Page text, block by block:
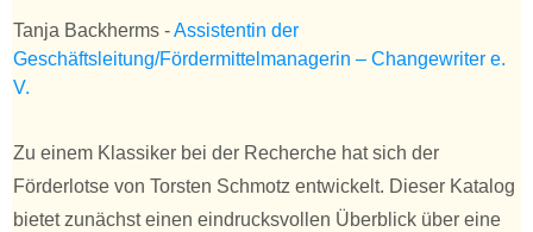
Tanja Backherms -Assistentin der
Geschäftsleitung/Fördermittelmanagerin – Changewriter e.
V.
Zu einem Klassiker bei der Recherche hat sich der
Förderlotse von Torsten Schmotz entwickelt. Dieser Katalog
bietet zunächst einen eindrucksvollen Überblick über eine